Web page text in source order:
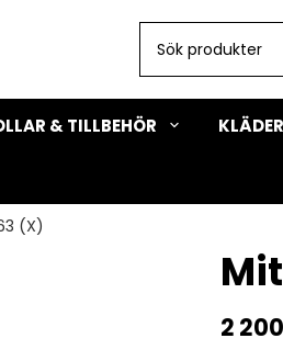
& TILLBEHÖR
(X)
2